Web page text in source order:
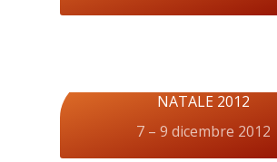
NATALE 2012
7 – 9 dicembre 2012